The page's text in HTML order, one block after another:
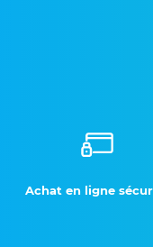
Achat en ligne